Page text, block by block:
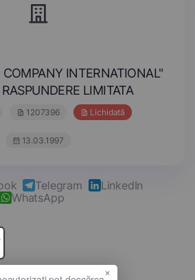
INTERNATIONAL"
LIMITATA
1207396 Lichidată
13.03.1997
Telegram
LinkedIn
WhatsApp
×